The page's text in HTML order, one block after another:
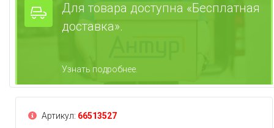
Для товара доступна «Бесплатная
доставка».
Узнать подробнее.
Артикул: 66513527